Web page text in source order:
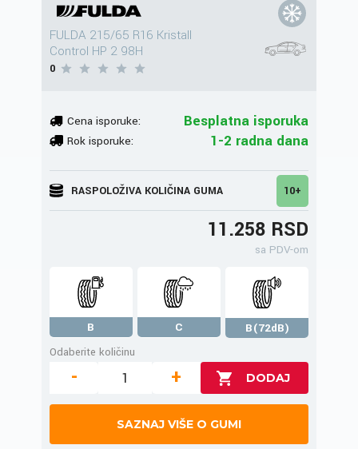
FULDA 215/65 R16 Kristall
Control HP 2 98H
0
Cena isporuke: Besplatna isporuka
Rok isporuke: 1-2 radna dana
RASPOLOŽIVA KOLIČINA GUMA 10+
11.258 RSD
sa PDV-om
B C
B(72dB)
Odaberite količinu
- +
SAZNAJ VIŠE O GUMI